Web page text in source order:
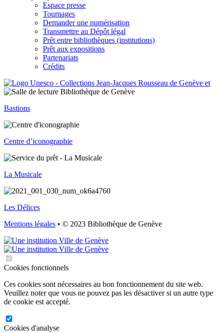
Espace presse
Tournages
Demander une numérisation
Transmettre au Dépôt légal
Prêt entre bibliothèques (institutions)
Prêt aux expositions
Partenariats
Crédits
Bastions
Centre d’iconographie
La Musicale
Les Délices
Mentions légales • © 2023 Bibliothèque de Genève
Cookies fonctionnels
Ces cookies sont nécessaires au bon fonctionnement du site web.
Veuillez noter que vous ne pouvez pas les désactiver si un autre type
de cookie est accepté.
Cookies d'analyse